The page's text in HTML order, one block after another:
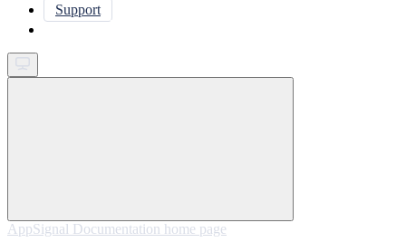
Support
AppSignal Documentation home page